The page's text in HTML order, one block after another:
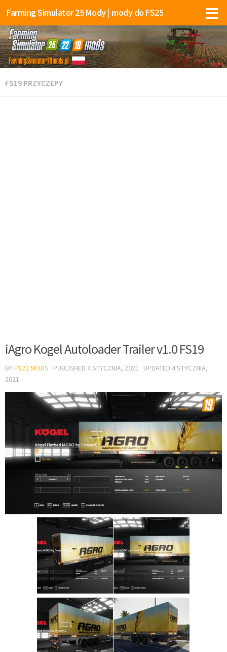
Farming Simulator 25 Mody | mody do FS25
FS19 PRZYCZEPY
iAgro Kogel Autoloader Trailer v1.0 FS19
BYFS22 MODS · PUBLISHED 4 STYCZNIA, 2021 · UPDATED 4 STYCZNIA,
2021